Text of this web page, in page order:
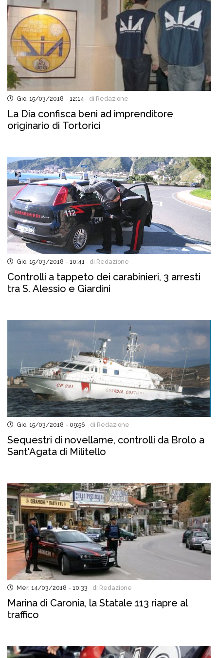
Gio, 15/03/2018 - 12:14 di Redazione
La Dia confisca beni ad imprenditore
originario di Tortorici
Gio, 15/03/2018 - 10:41 di Redazione
Controlli a tappeto dei carabinieri, 3 arresti
tra S. Alessio e Giardini
Gio, 15/03/2018 - 09:56 di Redazione
Sequestri di novellame, controlli da Brolo a
Sant'Agata di Militello
Mer, 14/03/2018 - 10:33 di Redazione
Marina di Caronia, la Statale 113 riapre al
traffico